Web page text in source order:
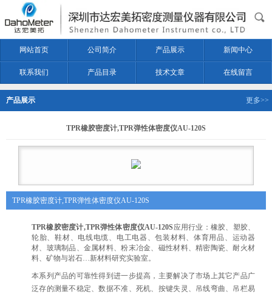
网站首页 公司简介 产品展示 新闻中心
联系我们 产品目录 技术文章 在线留言
产品展示 更多>>
TPR橡胶密度计,TPR弹性体密度仪AU-120S
TPR橡胶密度计,TPR弹性体密度仪AU-120S
TPR橡胶密度计,TPR弹性体密度仪AU-120S 应用行业： 橡胶、塑胶、
轮胎、鞋材、电线电缆、电工电器、包装材料、体育用品、运动器
材、玻璃制品、金属材料、粉末冶金、磁性材料、精密陶瓷、耐火材
料、 矿物与岩石 新材料研究实验室。
本系列产品的可靠性得到进一步提高，主要解决了市场上其它产品广
泛存的测量不稳定、数据不准、死机、按键失灵、吊线弯曲、吊栏易